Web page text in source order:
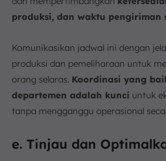
produksi, dan waktu pengiriman
Komunikasikan jadwal ini dengan
produksi dan pemeliharaan untuk
orang selaras. Koordinasi yang
departemen adalah kunci untuk
tanpa mengganggu operasional
e. Tinjau dan